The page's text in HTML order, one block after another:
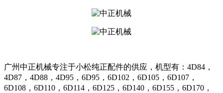
广州中正机械专注于小松纯正配件的供应，机型有：4D84，
4D87，4D88，4D95，6D95，6D102，6D105，6D107，
6D108，6D110，6D114，6D125，6D140，6D155，6D170，